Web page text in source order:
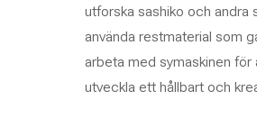
utforska sashiko och andra
använda restmaterial som
arbeta med symaskinen
utveckla ett hållbart och